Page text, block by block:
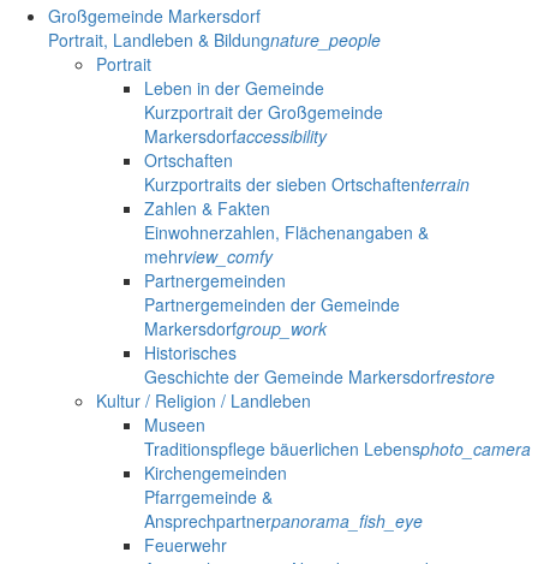
Großgemeinde Markersdorf
Portrait, Landleben & Bildungnature_people
Portrait
Leben in der Gemeinde
Kurzportrait der Großgemeinde
Markersdorfaccessibility
Ortschaften
Kurzportraits der sieben Ortschaftenterrain
Zahlen & Fakten
Einwohnerzahlen, Flächenangaben &
mehrview_comfy
Partnergemeinden
Partnergemeinden der Gemeinde
Markersdorfgroup_work
Historisches
Geschichte der Gemeinde Markersdorfrestore
Kultur / Religion / Landleben
Museen
Traditionspflege bäuerlichen Lebensphoto_camera
Kirchengemeinden
Pfarrgemeinde &
Ansprechpartnerpanorama_fish_eye
Feuerwehr